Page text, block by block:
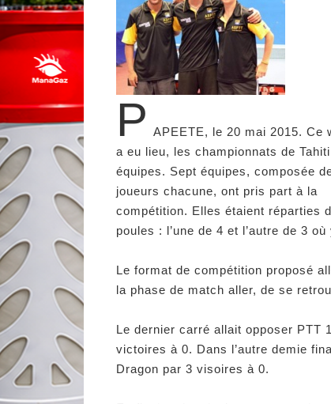
P APEETE, le 20 mai 2015. Ce
a eu lieu, les championnats de
équipes. Sept équipes, composée
joueurs chacune, ont pris part à la
compétition. Elles étaient réparties
poules : l’une de 4 et l’autre de 3
Le format de compétition proposé
la phase de match aller, de se
Le dernier carré allait opposer PTT
victoires à 0. Dans l’autre demie
Dragon par 3 visoires à 0.